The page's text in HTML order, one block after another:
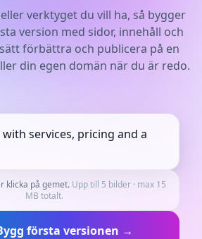
verktyget du vill ha, så bygger
version med sidor, innehåll och
förbättra och publicera på en
din egen domän när du är redo.
klicka på gemet. Upp till 5 bilder · max 15
MB totalt.
första versionen →